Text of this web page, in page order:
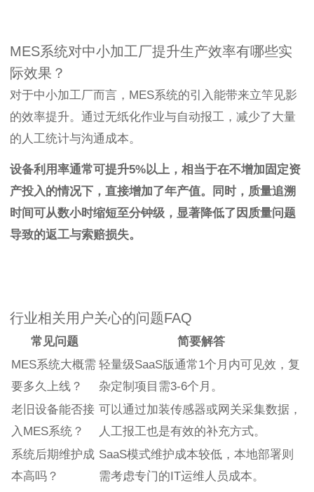
MES系统对中小加工厂提升生产效率有哪些实
际效果？
对于中小加工厂而言，MES系统的引入能带来立竿见影
的效率提升。通过无纸化作业与自动报工，减少了大量
的人工统计与沟通成本。
设备利用率通常可提升5%以上，相当于在不增加固定资
产投入的情况下，直接增加了年产值。同时，质量追溯
时间可从数小时缩短至分钟级，显著降低了因质量问题
导致的返工与索赔损失。
行业相关用户关心的问题FAQ
常见问题
简要解答
MES系统大概需
要多久上线？
轻量级SaaS版通常1个月内可见效，复
杂定制项目需3-6个月。
老旧设备能否接
入MES系统？
可以通过加装传感器或网关采集数据，
人工报工也是有效的补充方式。
系统后期维护成
本高吗？
SaaS模式维护成本较低，本地部署则
需考虑专门的IT运维人员成本。